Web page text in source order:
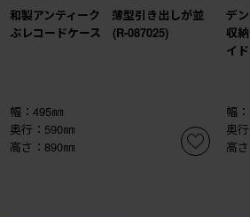
和製アンティーク 薄型引き出しが並
ぶレコードケース (R-087025)
幅：495㎜
奥行：590㎜
高さ：890㎜
デ
収
イ
幅
奥
高